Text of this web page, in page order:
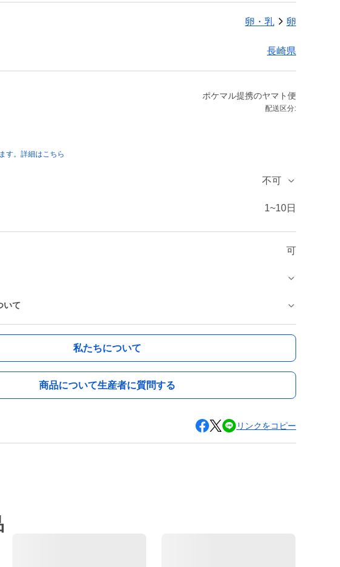
卵・乳 卵
長崎県
ポケマル提携のヤマト便
配送区分:
す。詳細はこちら
不可
1~10日
可
いて
私たちについて
商品について生産者に質問する
リンクをコピー